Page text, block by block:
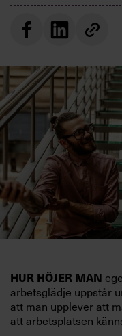
HUR HÖJER MAN
arbetsglädje uppstår
att man upplever att
att arbetsplatsen